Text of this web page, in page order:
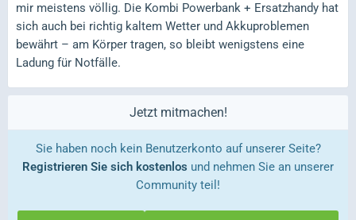
mir meistens völlig. Die Kombi Powerbank + Ersatzhandy hat
sich auch bei richtig kaltem Wetter und Akkuproblemen
bewährt – am Körper tragen, so bleibt wenigstens eine
Ladung für Notfälle.
Jetzt mitmachen!
Sie haben noch kein Benutzerkonto auf unserer Seite?
Registrieren Sie sich kostenlos und nehmen Sie an unserer
Community teil!